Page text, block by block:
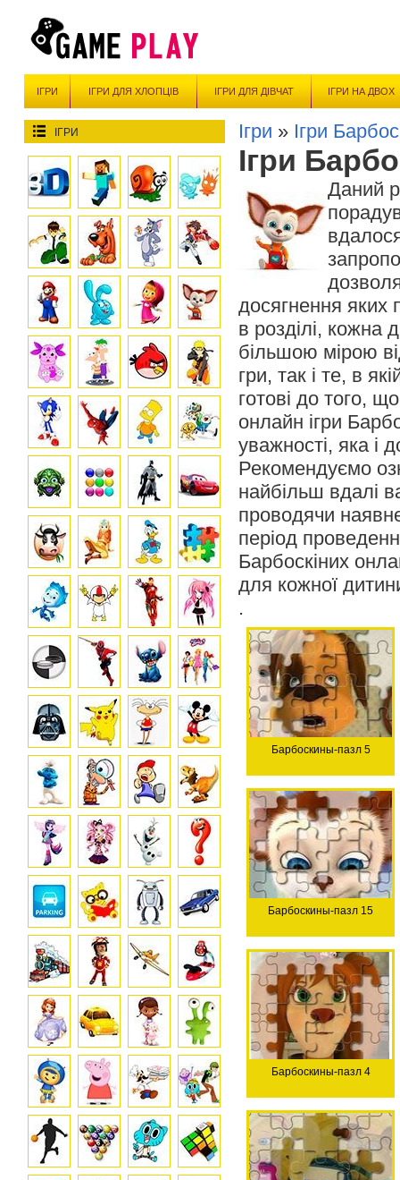
ІГРИ ІГРИ ДЛЯ ХЛОПЦІВ ІГРИ ДЛЯ ДІВЧАТ ІГРИ НА ДВОХ
ІГРИ Ігри » Ігри
Ігри
Даний
досягнення яких
в розділі, кожна
більшою мірою
гри, так і те, в
готові до того,
онлайн ігри
уважності, яка і
Рекомендуємо
найбільш вдалі
проводячи
період
Барбоскіних
для кожної
.
Барбоскины-пазл 5
Барбоскины-пазл 15
Барбоскины-пазл 4